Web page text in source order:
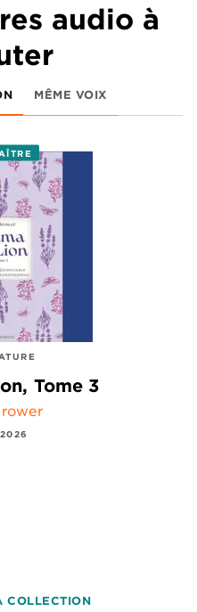
audio à
MÊME VOIX
Tome 3
COLLECTION